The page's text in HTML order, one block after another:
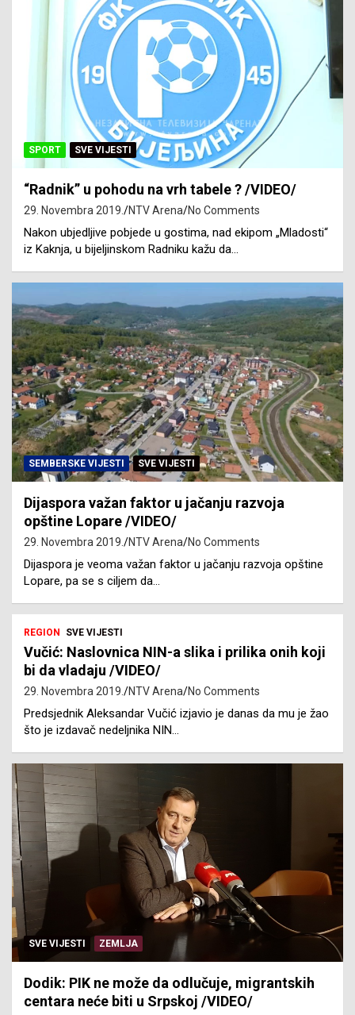
SPORT SVE VIJESTI
“Radnik” u pohodu na vrh tabele ? /VIDEO/
29. Novembra 2019. NTV Arena No Comments
Nakon ubjedljive pobjede u gostima, nad ekipom „Mladosti“
iz Kaknja, u bijeljinskom Radniku kažu da…
SEMBERSKE VIJESTI SVE VIJESTI
Dijaspora važan faktor u jačanju razvoja
opštine Lopare /VIDEO/
29. Novembra 2019. NTV Arena No Comments
Dijaspora je veoma važan faktor u jačanju razvoja opštine
Lopare, pa se s ciljem da…
REGION SVE VIJESTI
Vučić: Naslovnica NIN-a slika i prilika onih koji
bi da vladaju /VIDEO/
29. Novembra 2019. NTV Arena No Comments
Predsjednik Aleksandar Vučić izjavio je danas da mu je žao
što je izdavač nedeljnika NIN…
SVE VIJESTI ZEMLJA
Dodik: PIK ne može da odlučuje, migrantskih
centara neće biti u Srpskoj /VIDEO/